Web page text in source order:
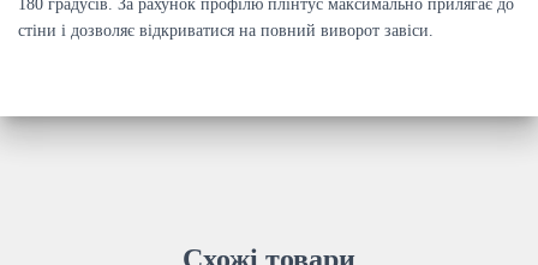
180 градусів. За рахунок профілю плінтус максимально прилягає до
стіни і дозволяє відкриватися на повний виворот завіси.